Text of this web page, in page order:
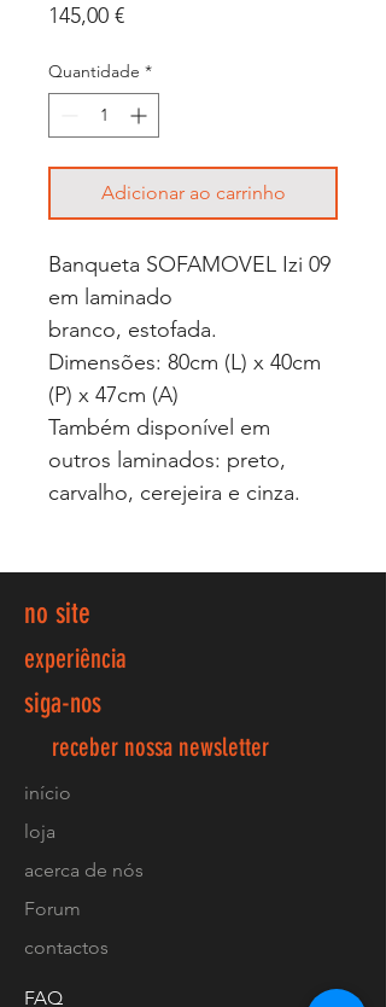
145,00 €Preço
Quantidade *
Adicionar ao carrinho
Banqueta SOFAMOVEL Izi 09
em laminado
branco, estofada.
Dimensões: 80cm (L) x 40cm
(P) x 47cm (A)
Também disponível em
outros laminados: preto,
carvalho, cerejeira e cinza.
no site
experiência
siga-nos
receber nossa newsletter
início
loja
acerca de nós
Forum
contactos
FAQ